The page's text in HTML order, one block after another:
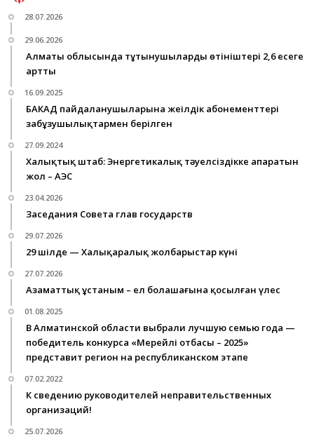
28.07.2026
29.06.2026
Алматы облысында тұтынушылардың өтініштері 2,6 есеге
артты
16.09.2025
БАКАД пайдаланушыларына жеңілдік абонементтері
заңбұзушылықтармен берілген
27.09.2024
Халықтық штаб: Энергетикалық тәуелсіздікке апаратын
жол – АЭС
23.04.2026
Заседания Совета глав государств
29.07.2026
29 шілде — Халықаралық жолбарыстар күні
27.07.2026
Азаматтық ұстаным – ел болашағына қосылған үлес
01.08.2025
В Алматинской области выбрали лучшую семью года —
победитель конкурса «Мерейлі отбасы – 2025»
представит регион на республиканском этапе
07.02.2022
К сведению руководителей неправительственных
организаций!
25.07.2026